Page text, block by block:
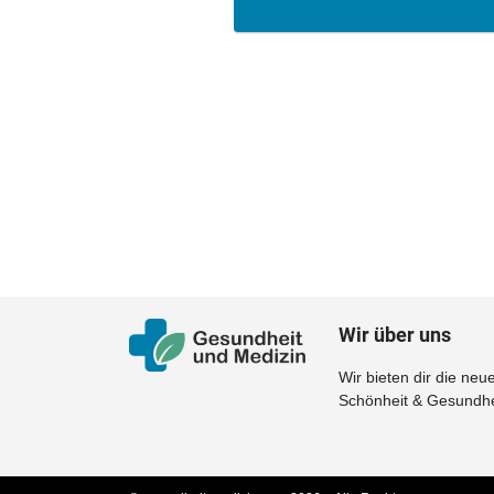
Wir über uns
Wir bieten dir die
Schönheit &